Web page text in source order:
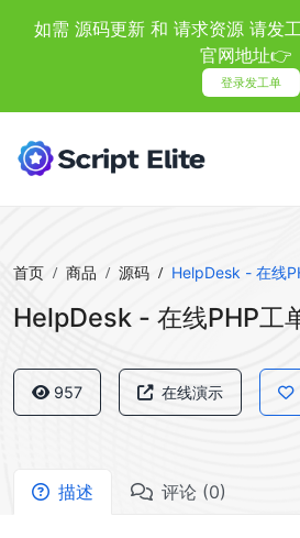
如需 源码更新 和 请求资源 请发
官网地址👉
登录发工单
首页 商品 源码 HelpDesk - 在线
HelpDesk - 在线PHP工
957 在线演示
描述 评论 (0)